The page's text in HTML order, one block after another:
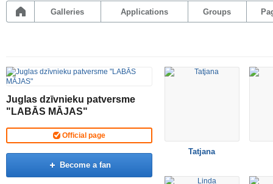
saturu
Galleries Applications Groups
Juglas dzīvnieku patversme
"LABĀS MĀJAS"
Official page
Become a fan
Tatjana